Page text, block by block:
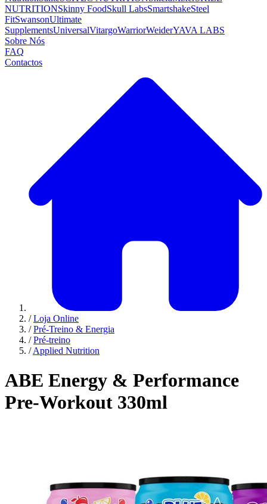
NUTRITIONSkinny FoodSkull LabsSmartshakeSteel
FitSwansonUltimate
SupplementsUniversalVitargoWarriorWeiderYAVA LABS
Sobre Nós
FAQ
Contactos
/ Loja Online
/ Pré-Treino & Energia
/ Pré-treino
/Applied Nutrition
ABE Energy & Performance
Pre-Workout 330ml